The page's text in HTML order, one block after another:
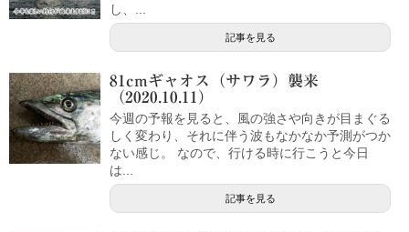
し、...
記事を見る
81cmギャオス（サワラ）襲来
（2020.10.11）
今週の予報を見ると、風の強さや向きが目まぐる
しく変わり、それに伴う波もなかなか予測がつか
ない感じ。 なので、行ける時に行こうと今日
は...
記事を見る